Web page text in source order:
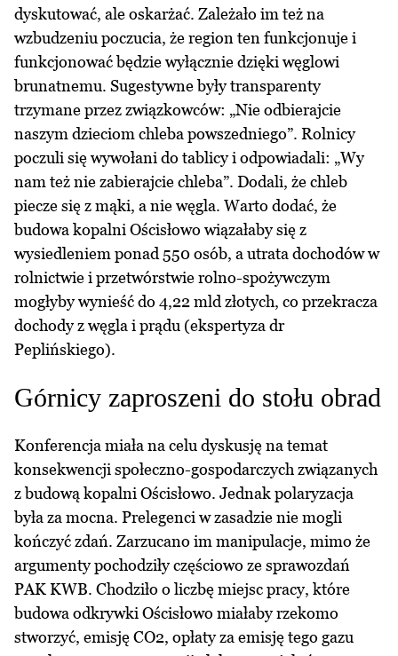
dyskutować, ale oskarżać. Zależało im też na
wzbudzeniu poczucia, że region ten funkcjonuje i
funkcjonować będzie wyłącznie dzięki węglowi
brunatnemu. Sugestywne były transparenty
trzymane przez związkowców: „Nie odbierajcie
naszym dzieciom chleba powszedniego”. Rolnicy
poczuli się wywołani do tablicy i odpowiadali: „Wy
nam też nie zabierajcie chleba”. Dodali, że chleb
piecze się z mąki, a nie węgla. Warto dodać, że
budowa kopalni Ościsłowo wiązałaby się z
wysiedleniem ponad 550 osób, a utrata dochodów w
rolnictwie i przetwórstwie rolno-spożywczym
mogłyby wynieść do 4,22 mld złotych, co przekracza
dochody z węgla i prądu (ekspertyza dr
Peplińskiego).
Górnicy zaproszeni do stołu obrad
Konferencja miała na celu dyskusję na temat
konsekwencji społeczno-gospodarczych związanych
z budową kopalni Ościsłowo. Jednak polaryzacja
była za mocna. Prelegenci w zasadzie nie mogli
kończyć zdań. Zarzucano im manipulacje, mimo że
argumenty pochodziły częściowo ze sprawozdań
PAK KWB. Chodziło o liczbę miejsc pracy, które
budowa odkrywki Ościsłowo miałaby rzekomo
stworzyć, emisję CO2, opłaty za emisję tego gazu